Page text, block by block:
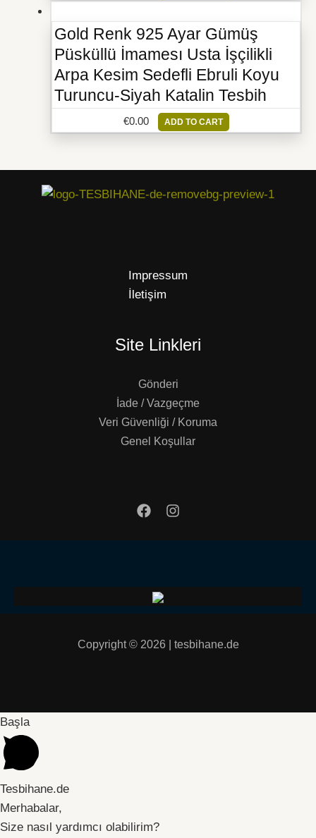
Gold Renk 925 Ayar Gümüş
Püsküllü İmamesı Usta İşçilikli
Arpa Kesim Sedefli Ebruli Koyu
Turuncu-Siyah Katalin Tesbih
€0.00 ADD TO CART
Impressum
İletişim
Site Linkleri
Gönderi
İade / Vazgeçme
Veri Güvenliği / Koruma
Genel Koşullar
Copyright © 2026 | tesbihane.de
Başla
Tesbihane.de
Merhabalar,
Size nasıl yardımcı olabilirim?